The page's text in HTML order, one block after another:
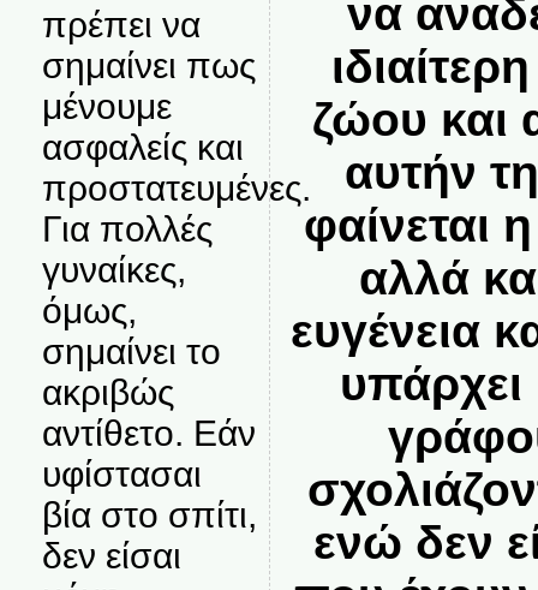
πρέπει να
σημαίνει πως
μένουμε
ασφαλείς και
προστατευμένες.
Για πολλές
γυναίκες,
όμως,
σημαίνει το
ακριβώς
αντίθετο. Εάν
υφίστασαι
βία στο σπίτι,
δεν είσαι
να
ζώου και
αυτήν
φαίνεται
αλλά
ευγένεια
υπάρχει
ενώ δεν